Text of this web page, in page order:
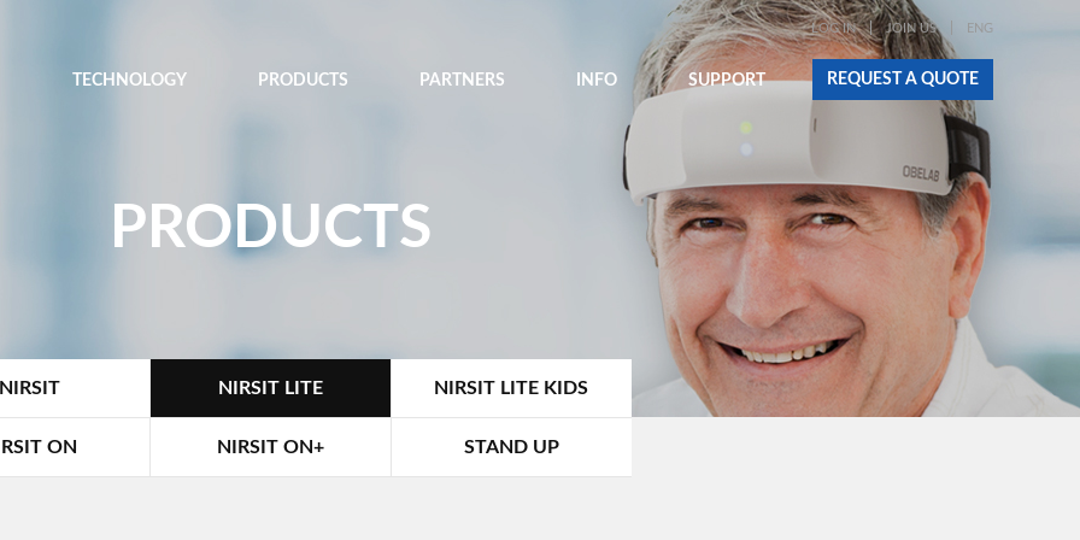
TECHNOLOGY PRODUCTS PARTNERS INFO SUPPORT REQUEST A QUOTE
LOG IN JOIN US ENG
PRODUCTS
NIRSIT LITE NIRSIT LITE KIDS
ON NIRSIT ON+ STAND UP